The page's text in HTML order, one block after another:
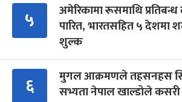
५
अमेरिकामा रूसमाथि
पारित, भारतसहित ५ देशमा
शुल्क
६
मुगल आक्रमणले तहसनहस
सभ्यता नेपाल खाल्डोले कसरी